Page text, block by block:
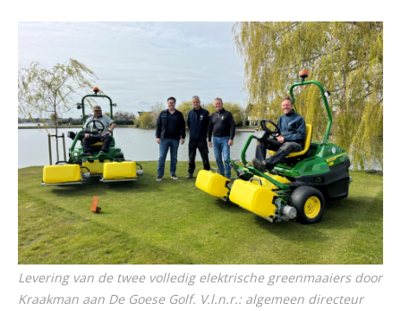
Levering van de twee volledig elektrische greenmaaiers door
Kraakman aan De Goese Golf. V.l.n.r.: algemeen directeur